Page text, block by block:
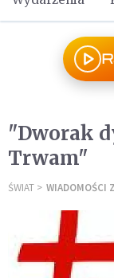
"Dworak
Trwam"
ŚWIAT WIADOMOŚCI